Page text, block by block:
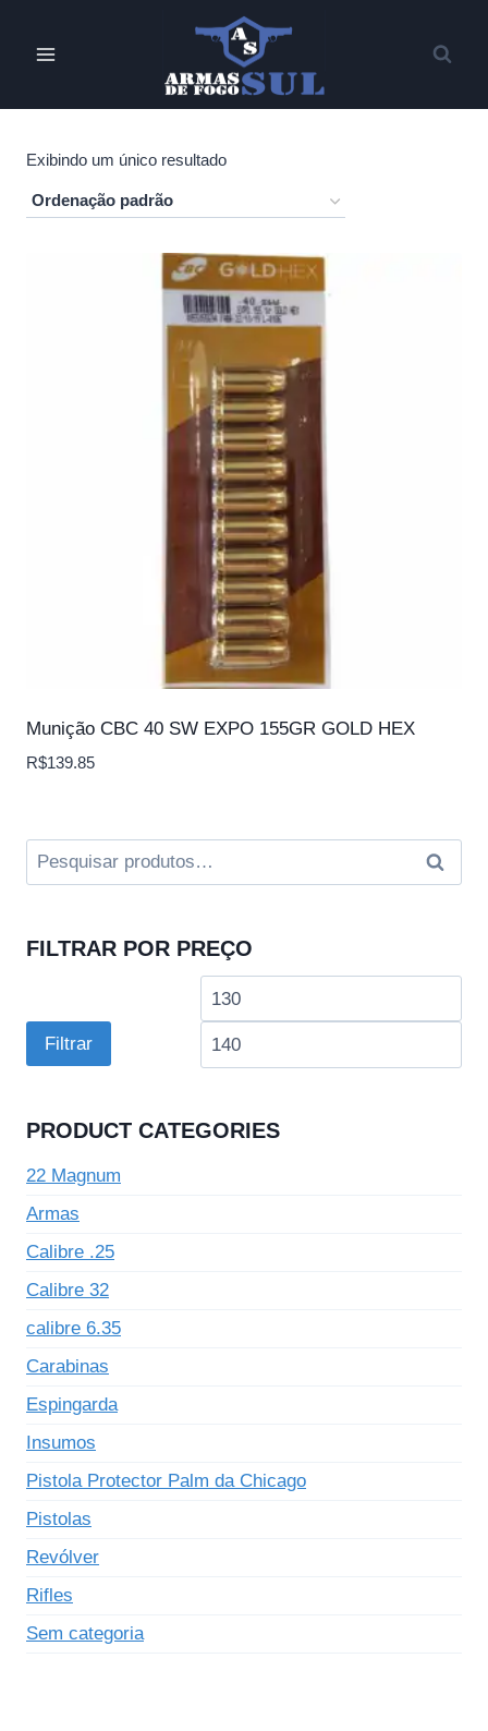
Exibindo um único resultado
Munição CBC 40 SW EXPO 155GR GOLD HEX
R$139.85
Pesquisar
por:
FILTRAR POR PREÇO
Preço
Filtrar
PRODUCT CATEGORIES
22 Magnum
Armas
Calibre .25
Calibre 32
calibre 6.35
Carabinas
Espingarda
Insumos
Pistola Protector Palm da Chicago
Pistolas
Revólver
Rifles
Sem categoria